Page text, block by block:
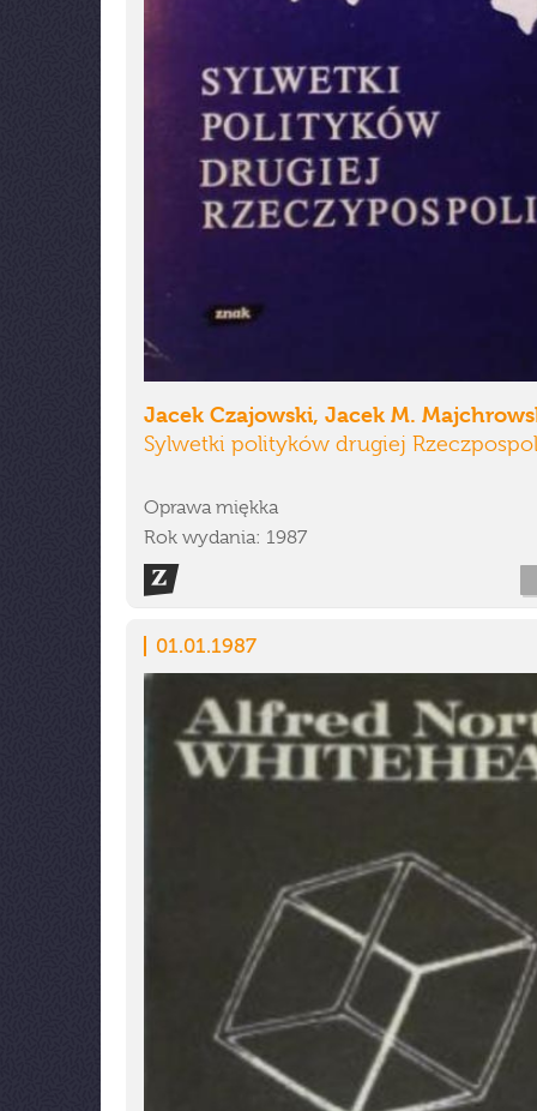
Jacek Czajowski, Jacek M.
Sylwetki polityków drugiej
Oprawa miękka
Rok wydania: 1987
01.01.1987